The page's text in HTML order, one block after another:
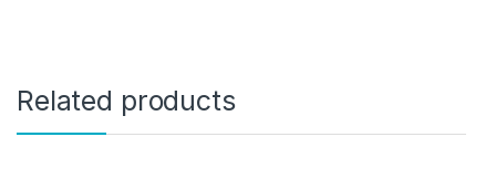
Related products